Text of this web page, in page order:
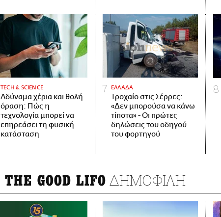
ΤECH & SCIENCE
Αδύναμα χέρια και θολή
όραση: Πώς η
τεχνολογία μπορεί να
επηρεάσει τη φυσική
κατάσταση
ΕΛΛΑΔΑ
Τροχαίο στις Σέρρες:
«Δεν μπορούσα να κάνω
τίποτα» - Οι πρώτες
δηλώσεις του οδηγού
του φορτηγού
THE GOOD LIFO ΔΗΜΟΦΙΛΗ